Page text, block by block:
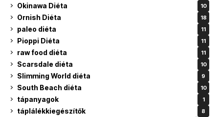
Okinawa Diéta 10
Ornish Diéta 18
paleo diéta 11
Pioppi Diéta 11
raw food diéta 11
Scarsdale diéta 10
Slimming World diéta 9
South Beach diéta 10
tápanyagok 1
táplálékkiegészítők 8